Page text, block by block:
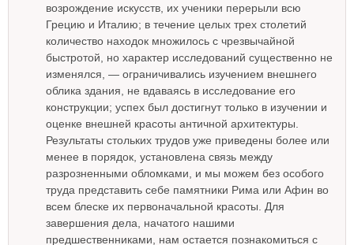
возрождение искусств, их ученики перерыли всю
Грецию и Италию; в течение целых трех столетий
количество находок множилось с чрезвычайной
быстротой, но характер исследований существенно не
изменялся, — ограничивались изучением внешнего
облика здания, не вдаваясь в исследование его
конструкции; успех был достигнут только в изучении и
оценке внешней красоты античной архитектуры.
Результаты стольких трудов уже приведены более или
менее в порядок, установлена связь между
разрозненными обломками, и мы можем без особого
труда представить себе памятники Рима или Афин во
всем блеске их первоначальной красоты. Для
завершения дела, начатого нашими
предшественниками, нам остается познакомиться с